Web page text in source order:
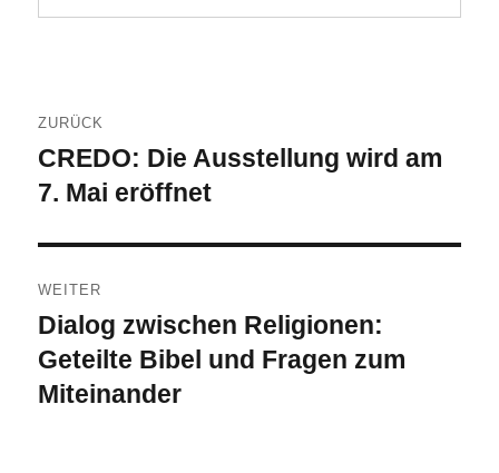
ZURÜCK
Vorheriger
Beitrag:
CREDO: Die Ausstellung wird am
7. Mai eröffnet
WEITER
Nächster
Beitrag:
Dialog zwischen Religionen:
Geteilte Bibel und Fragen zum
Miteinander